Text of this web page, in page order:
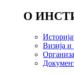
О
Визија и